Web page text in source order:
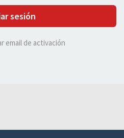
sesión
email de activación